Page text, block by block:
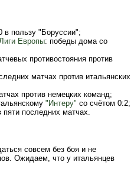
в пользу "Боруссии";
Европы: победы дома со
противостояния против
матчах против итальянских
против немецких команд;
"Интеру" со счётом 0:2;
последних матчах.
совсем без боя и не
Ожидаем, что у итальянцев